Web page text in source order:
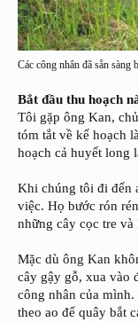
Các công nhân đã sẵn sàng
Bắt đầu thu hoạch
Tôi gặp ông Kan,
tóm tắt về kế hoạch
hoạch cả huyết long
Khi chúng tôi đi đến
việc. Họ bước rón
những cây cọc tre
Mặc dù ông Kan
cây gậy gỗ, xua vào
công nhân của
theo ao để quây bắt